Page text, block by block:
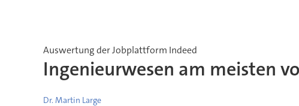
Auswertung der Jobplattform Indeed
Ingenieurwesen am meisten
Dr. Martin Large